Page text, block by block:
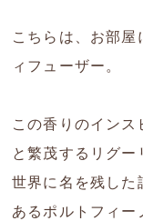
こちらは、お部
ィフューザー。
この香りのインス
と繁茂するリグー
世界に名を残した
あるポルトフィー